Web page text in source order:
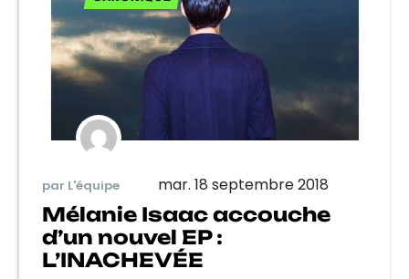
par L'équipe mar. 18 septembre 2018
Mélanie Isaac accouche
d’un nouvel EP :
L’INACHEVÉE